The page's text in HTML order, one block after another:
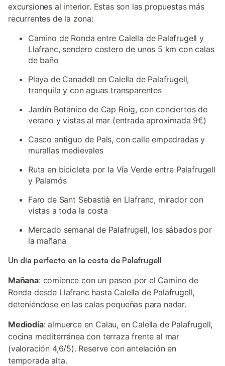
excursiones al interior. Estas son las propuestas más
recurrentes de la zona:
Camino de Ronda entre Calella de Palafrugell y
Llafranc, sendero costero de unos 5 km con calas
de baño
Playa de Canadell en Calella de Palafrugell,
tranquila y con aguas transparentes
Jardín Botánico de Cap Roig, con conciertos de
verano y vistas al mar (entrada aproximada 9€)
Casco antiguo de Pals, con calle empedradas y
murallas medievales
Ruta en bicicleta por la Vía Verde entre Palafrugell
y Palamós
Faro de Sant Sebastià en Llafranc, mirador con
vistas a toda la costa
Mercado semanal de Palafrugell, los sábados por
la mañana
Un día perfecto en la costa de Palafrugell
Mañana: comience con un paseo por el Camino de
Ronda desde Llafranc hasta Calella de Palafrugell,
deteniéndose en las calas pequeñas para nadar.
Mediodía: almuerce en Calau, en Calella de Palafrugell,
cocina mediterránea con terraza frente al mar
(valoración 4,6/5). Reserve con antelación en
temporada alta.